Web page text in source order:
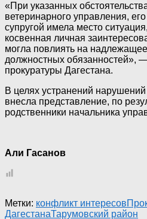
«При указанных
ветеринарного управления,
супругой имела место
косвенная личная
могла повлиять на
должностных обязанностей»,
прокуратуры Дагестана.
В целях устранений нарушений
внесла представление, по
родственники начальника
Али Гасанов
Метки: конфликт интересов
ДагестанаТарумовский район